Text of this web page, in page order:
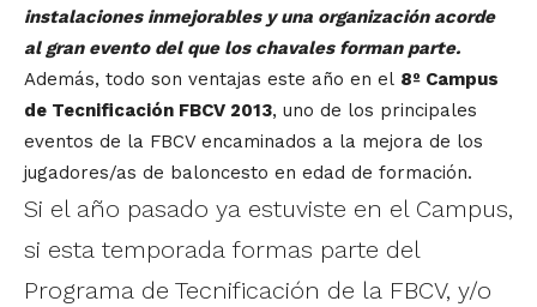
instalaciones inmejorables y una organización acorde
al gran evento del que los chavales forman parte.
Además, todo son ventajas este año en el 8º Campus
de Tecnificación FBCV 2013, uno de los principales
eventos de la FBCV encaminados a la mejora de los
jugadores/as de baloncesto en edad de formación.
Si el año pasado ya estuviste en el Campus,
si esta temporada formas parte del
Programa de Tecnificación de la FBCV, y/o